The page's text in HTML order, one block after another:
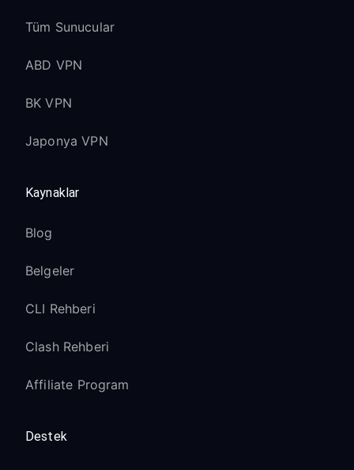
Tüm Sunucular
ABD VPN
BK VPN
Japonya VPN
Kaynaklar
Blog
Belgeler
CLI Rehberi
Clash Rehberi
Affiliate Program
Destek